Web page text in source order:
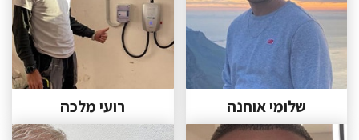
שלומי אוחנה רועי מלכה